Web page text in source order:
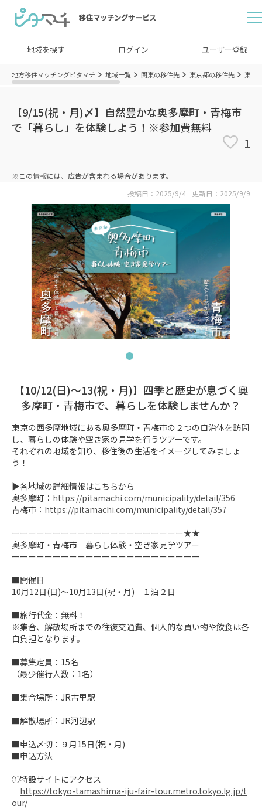
移住マッチングサービス
地域を探す ログイン ユーザー登録
地方移住マッチングピタマチ 地域一覧 関東の移住先 東京都の移住先 東京
【9/15(祝・月)〆】自然豊かな奥多摩町・青梅市
で「暮らし」を体験しよう！※参加費無料
1
※この情報には、広告が含まれる場合があります。
投稿日：2025/9/4
更新日：2025/9/9
【10/12(日)～13(祝・月)】四季と歴史が息づく奥
多摩町・青梅市で、暮らしを体験しませんか？
東京の西多摩地域にある奥多摩町・青梅市の２つの自治体を訪問
し、暮らしの体験や空き家の見学を行うツアーです。
それぞれの地域を知り、移住後の生活をイメージしてみましょ
う！
▶各地域の詳細情報はこちらから
奥多摩町： https://pitamachi.com/municipality/detail/356
青梅市： https://pitamachi.com/municipality/detail/357
ーーーーーーーーーーーーーーーーーーーーー★★
奥多摩町・青梅市　暮らし体験・空き家見学ツアー
ーーーーーーーーーーーーーーーーーーーーーーー
■開催日
10月12日(日)～10月13日(祝・月)　１泊２日
■旅行代金：無料！
※集合、解散場所までの往復交通費、個人的な買い物や飲食は各
自負担となります。
■募集定員：15名
（最少催行人数：1名）
■集合場所：JR古里駅
■解散場所：JR河辺駅
■申込〆切：９月15日(祝・月)
■申込方法
①特設サイトにアクセス
https://tokyo-tamashima-iju-fair-tour.metro.tokyo.lg.jp/t
our/